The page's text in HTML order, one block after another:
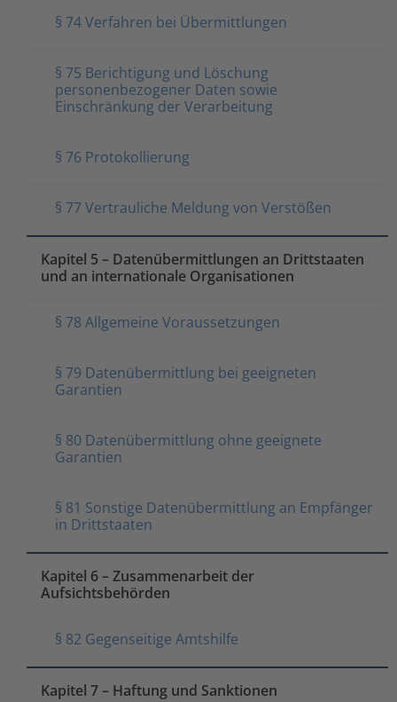
§ 74 Verfahren bei Übermittlungen
§ 75 Berichtigung und Löschung
personenbezogener Daten sowie
Einschränkung der Verarbeitung
§ 76 Protokollierung
§ 77 Vertrauliche Meldung von Verstößen
Kapitel 5 – Datenübermittlungen an Drittstaaten
und an internationale Organisationen
§ 78 Allgemeine Voraussetzungen
§ 79 Datenübermittlung bei geeigneten
Garantien
§ 80 Datenübermittlung ohne geeignete
Garantien
§ 81 Sonstige Datenübermittlung an Empfänger
in Drittstaaten
Kapitel 6 – Zusammenarbeit der
Aufsichtsbehörden
§ 82 Gegenseitige Amtshilfe
Kapitel 7 – Haftung und Sanktionen